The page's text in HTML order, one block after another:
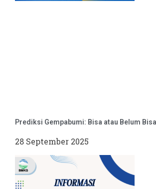
Prediksi Gempabumi: Bisa atau Belum
28 September 2025